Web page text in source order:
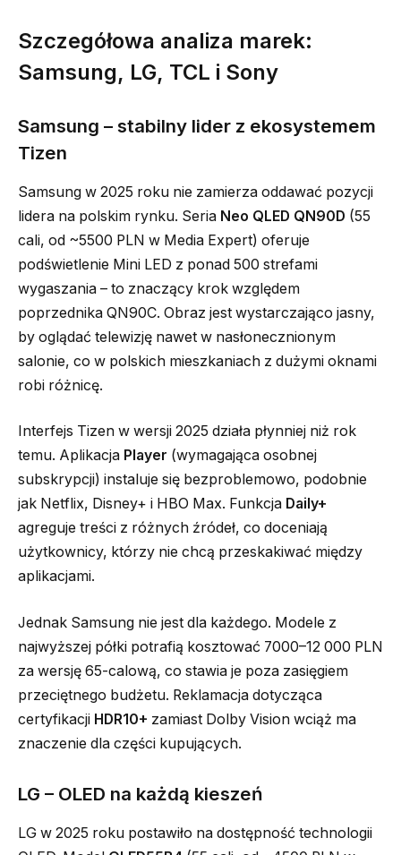
Szczegółowa analiza marek:
Samsung, LG, TCL i Sony
Samsung – stabilny lider z ekosystemem
Tizen
Samsung w 2025 roku nie zamierza oddawać pozycji
lidera na polskim rynku. Seria Neo QLED QN90D (55
cali, od ~5500 PLN w Media Expert) oferuje
podświetlenie Mini LED z ponad 500 strefami
wygaszania – to znaczący krok względem
poprzednika QN90C. Obraz jest wystarczająco jasny,
by oglądać telewizję nawet w nasłonecznionym
salonie, co w polskich mieszkaniach z dużymi oknami
robi różnicę.
Interfejs Tizen w wersji 2025 działa płynniej niż rok
temu. Aplikacja Player (wymagająca osobnej
subskrypcji) instaluje się bezproblemowo, podobnie
jak Netflix, Disney+ i HBO Max. Funkcja Daily+
agreguje treści z różnych źródeł, co doceniają
użytkownicy, którzy nie chcą przeskakiwać między
aplikacjami.
Jednak Samsung nie jest dla każdego. Modele z
najwyższej półki potrafią kosztować 7000–12 000 PLN
za wersję 65-calową, co stawia je poza zasięgiem
przeciętnego budżetu. Reklamacja dotycząca
certyfikacji HDR10+ zamiast Dolby Vision wciąż ma
znaczenie dla części kupujących.
LG – OLED na każdą kieszeń
LG w 2025 roku postawiło na dostępność technologii